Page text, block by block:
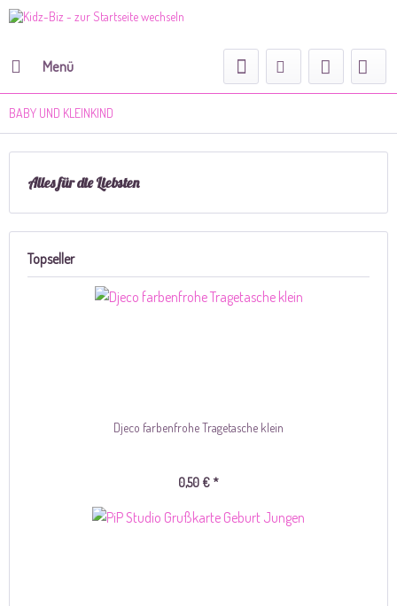
Menü
BABY UND KLEINKIND
Alles für die Liebsten
Topseller
Djeco farbenfrohe Tragetasche klein
0,50 € *